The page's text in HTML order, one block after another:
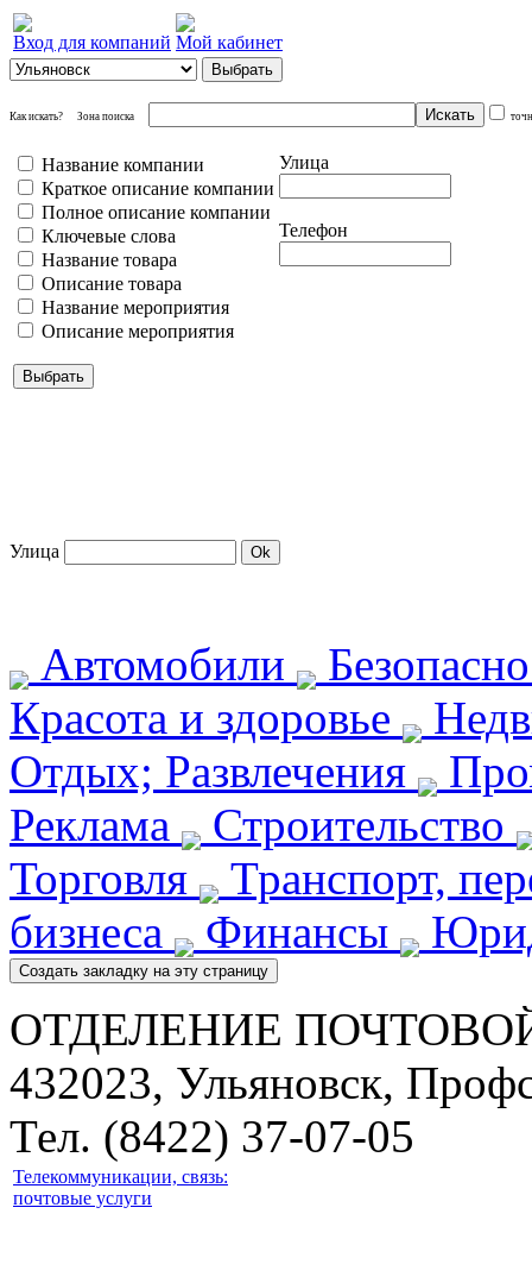
Вход для компаний Мой кабинет
Как искать? Зона поиска
Название компании
Краткое описание компании
Полное описание компании
Ключевые слова
Название товара
Описание товара
Название мероприятия
Описание мероприятия
Улица
Телефон
Улица
Автомобили
Красота и здоровье
Отдых; Развлечения
Реклама
Строительство
Торговля
Транспорт,
бизнеса
Финансы
ОТДЕЛЕНИЕ
432023, Ульяновск,
Тел. (8422) 37-07-05
Телекоммуникации, связь:
почтовые услуги